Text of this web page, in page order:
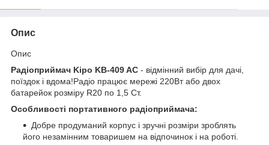
Опис
Опис
Радіоприймач Kipo KB-409 AC - відмінний вибір для дачі,
поїздок і вдома!Радіо працює мережі 220Вт або двох
батарейок розміру R20 по 1,5 Ст.
Особливості портативного радіоприймача:
Добре продуманий корпус і зручні розміри зроблять
його незамінним товаришем на відпочинок і на роботі.